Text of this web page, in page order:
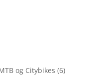
og Citybikes (6)